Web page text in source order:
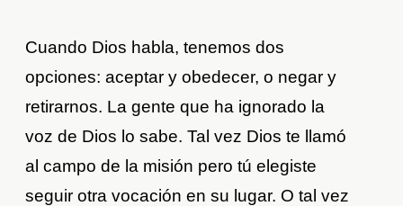
Cuando Dios habla, tenemos dos
opciones: aceptar y obedecer, o negar y
retirarnos. La gente que ha ignorado la
voz de Dios lo sabe. Tal vez Dios te llamó
al campo de la misión pero tú elegiste
seguir otra vocación en su lugar. O tal vez